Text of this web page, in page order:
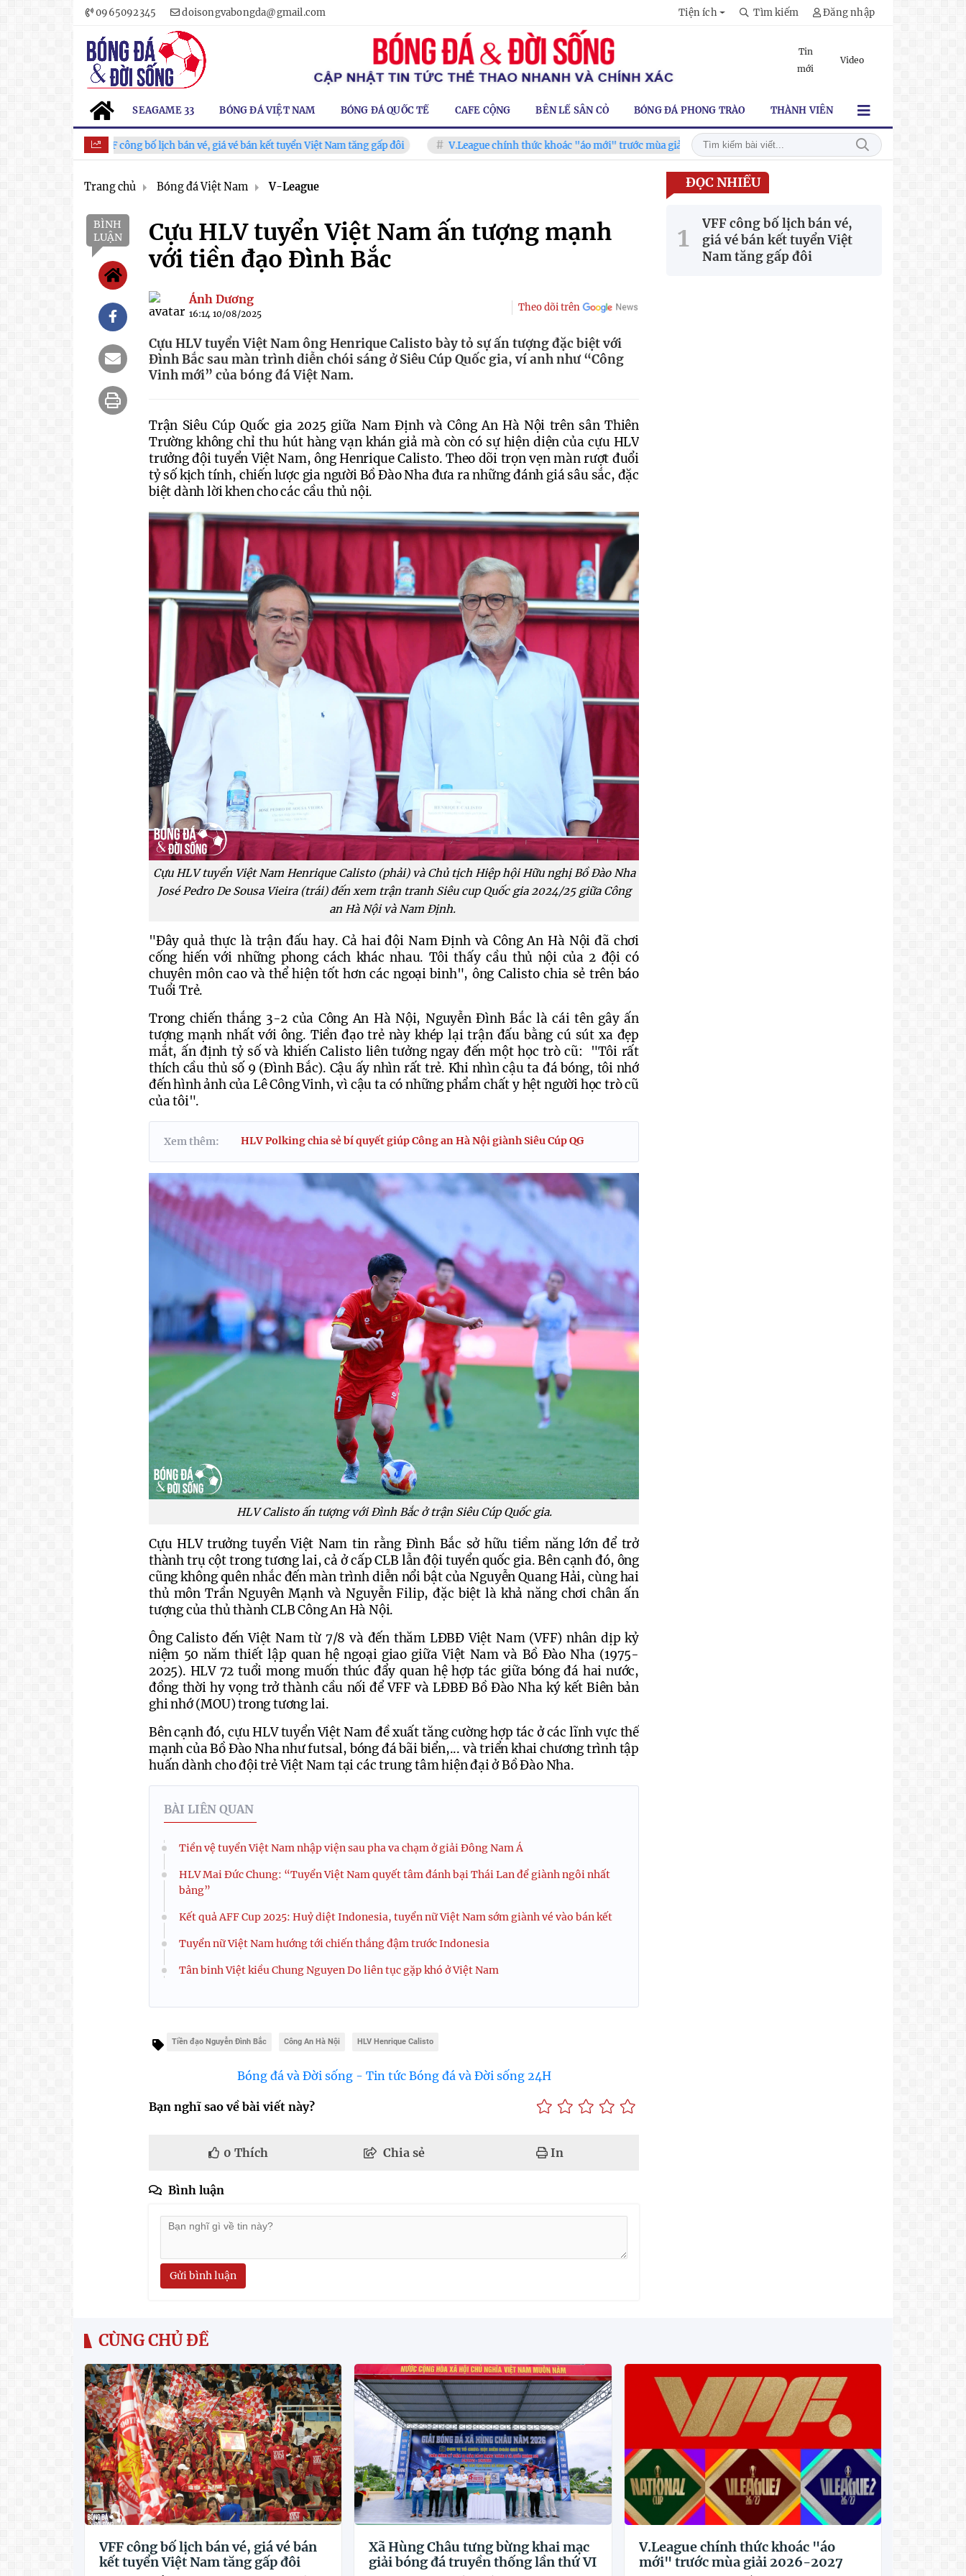
0965092345 doisongvabongda@gmail.com Tiện ích Tìm kiếm Đăng nhập
Tin
mới
Video
SEAGAME 33 BÓNG ĐÁ VIỆT NAM BÓNG ĐÁ QUỐC TẾ CAFE CỘNG BÊN LỀ SÂN CỎ BÓNG ĐÁ PHONG TRÀO THÀNH VIÊN
VFF công bố lịch bán vé, giá vé bán kết tuyển Việt Nam tăng gấp đôi V.League chính thức khoác "áo mới" trước mùa giải 2026-2027 Xã Hùng Châu tưng bừng khai mạc giải bóng đá
Trang chủ Bóng đá Việt Nam V-League
BÌNH
LUẬN
Cựu HLV tuyển Việt Nam ấn tượng mạnh
với tiền đạo Đình Bắc
Ánh Dương
16:14 10/08/2025
Theo dõi trên
Cựu HLV tuyển Việt Nam ông Henrique Calisto bày tỏ sự ấn tượng đặc biệt với
Đình Bắc sau màn trình diễn chói sáng ở Siêu Cúp Quốc gia, ví anh như “Công
Vinh mới” của bóng đá Việt Nam.
Trận Siêu Cúp Quốc gia 2025 giữa Nam Định và Công An Hà Nội trên sân Thiên
Trường không chỉ thu hút hàng vạn khán giả mà còn có sự hiện diện của cựu HLV
trưởng đội tuyển Việt Nam, ông Henrique Calisto. Theo dõi trọn vẹn màn rượt đuổi
tỷ số kịch tính, chiến lược gia người Bồ Đào Nha đưa ra những đánh giá sâu sắc, đặc
biệt dành lời khen cho các cầu thủ nội.
Cựu HLV tuyển Việt Nam Henrique Calisto (phải) và Chủ tịch Hiệp hội Hữu nghị Bồ Đào Nha
José Pedro De Sousa Vieira (trái) đến xem trận tranh Siêu cup Quốc gia 2024/25 giữa Công
an Hà Nội và Nam Định.
"Đây quả thực là trận đấu hay. Cả hai đội Nam Định và Công An Hà Nội đã chơi
cống hiến với những phong cách khác nhau. Tôi thấy cầu thủ nội của 2 đội có
chuyên môn cao và thể hiện tốt hơn các ngoại binh", ông Calisto chia sẻ trên báo
Tuổi Trẻ.
Trong chiến thắng 3-2 của Công An Hà Nội, Nguyễn Đình Bắc là cái tên gây ấn
tượng mạnh nhất với ông. Tiền đạo trẻ này khép lại trận đấu bằng cú sút xa đẹp
mắt, ấn định tỷ số và khiến Calisto liên tưởng ngay đến một học trò cũ:  "Tôi rất
thích cầu thủ số 9 (Đình Bắc). Cậu ấy nhìn rất trẻ. Khi nhìn cậu ta đá bóng, tôi nhớ
đến hình ảnh của Lê Công Vinh, vì cậu ta có những phẩm chất y hệt người học trò cũ
của tôi".
Xem thêm: HLV Polking chia sẻ bí quyết giúp Công an Hà Nội giành Siêu Cúp QG
HLV Calisto ấn tượng với Đình Bắc ở trận Siêu Cúp Quốc gia.
Cựu HLV trưởng tuyển Việt Nam tin rằng Đình Bắc sở hữu tiềm năng lớn để trở
thành trụ cột trong tương lai, cả ở cấp CLB lẫn đội tuyển quốc gia. Bên cạnh đó, ông
cũng không quên nhắc đến màn trình diễn nổi bật của Nguyễn Quang Hải, cùng hai
thủ môn Trần Nguyên Mạnh và Nguyễn Filip, đặc biệt là khả năng chơi chân ấn
tượng của thủ thành CLB Công An Hà Nội.
Ông Calisto đến Việt Nam từ 7/8 và đến thăm LĐBĐ Việt Nam (VFF) nhân dịp kỷ
niệm 50 năm thiết lập quan hệ ngoại giao giữa Việt Nam và Bồ Đào Nha (1975-
2025). HLV 72 tuổi mong muốn thúc đẩy quan hệ hợp tác giữa bóng đá hai nước,
đồng thời hy vọng trở thành cầu nối để VFF và LĐBĐ Bồ Đào Nha ký kết Biên bản
ghi nhớ (MOU) trong tương lai.
Bên cạnh đó, cựu HLV tuyển Việt Nam đề xuất tăng cường hợp tác ở các lĩnh vực thế
mạnh của Bồ Đào Nha như futsal, bóng đá bãi biển,... và triển khai chương trình tập
huấn dành cho đội trẻ Việt Nam tại các trung tâm hiện đại ở Bồ Đào Nha.
BÀI LIÊN QUAN
Tiền vệ tuyển Việt Nam nhập viện sau pha va chạm ở giải Đông Nam Á
HLV Mai Đức Chung: “Tuyển Việt Nam quyết tâm đánh bại Thái Lan để giành ngôi nhất
bảng”
Kết quả AFF Cup 2025: Huỷ diệt Indonesia, tuyển nữ Việt Nam sớm giành vé vào bán kết
Tuyển nữ Việt Nam hướng tới chiến thắng đậm trước Indonesia
Tân binh Việt kiều Chung Nguyen Do liên tục gặp khó ở Việt Nam
Tiền đạo Nguyễn Đình Bắc Công An Hà Nội HLV Henrique Calisto
Bóng đá và Đời sống - Tin tức Bóng đá và Đời sống 24H
Bạn nghĩ sao về bài viết này?
0 Thích Chia sẻ In
Bình luận
Gửi bình luận
ĐỌC NHIỀU
VFF công bố lịch bán vé,
giá vé bán kết tuyển Việt
Nam tăng gấp đôi
CÙNG CHỦ ĐỀ
VFF công bố lịch bán vé, giá vé bán
kết tuyển Việt Nam tăng gấp đôi
Xã Hùng Châu tưng bừng khai mạc
giải bóng đá truyền thống lần thứ VI
V.League chính thức khoác "áo
mới" trước mùa giải 2026-2027